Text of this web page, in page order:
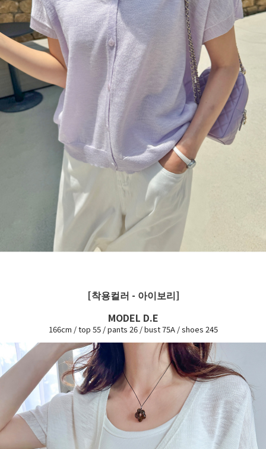
[착용컬러 - 아이보리]
MODEL D.E
166cm / top 55 / pants 26 / bust 75A / shoes 245